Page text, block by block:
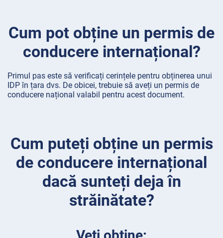
Cum pot obține un permis de
conducere internațional?
Primul pas este să verificați cerințele pentru obținerea unui
IDP în țara dvs. De obicei, trebuie să aveți un permis de
conducere național valabil pentru acest document.
Cum puteți obține un permis
de conducere internațional
dacă sunteți deja în
străinătate?